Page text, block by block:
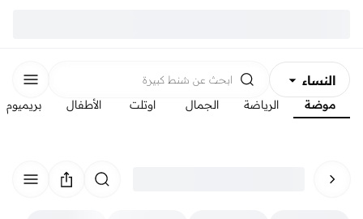
النساء
الرجال
ابحث عن شنط كبيرة
موضة الرياضة الجمال اوتلت الأطفال بريميوم